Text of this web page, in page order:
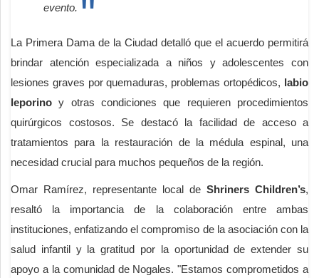
evento.
La Primera Dama de la Ciudad detalló que el acuerdo permitirá
brindar atención especializada a niños y adolescentes con
lesiones graves por quemaduras, problemas ortopédicos, labio
leporino y otras condiciones que requieren procedimientos
quirúrgicos costosos. Se destacó la facilidad de acceso a
tratamientos para la restauración de la médula espinal, una
necesidad crucial para muchos pequeños de la región.
Omar Ramírez, representante local de Shriners Children’s,
resaltó la importancia de la colaboración entre ambas
instituciones, enfatizando el compromiso de la asociación con la
salud infantil y la gratitud por la oportunidad de extender su
apoyo a la comunidad de Nogales. "Estamos comprometidos a